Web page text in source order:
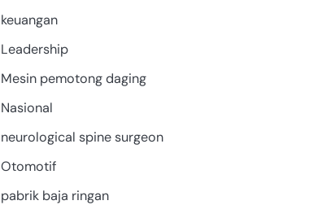
keuangan
Leadership
Mesin pemotong daging
Nasional
neurological spine surgeon
Otomotif
pabrik baja ringan